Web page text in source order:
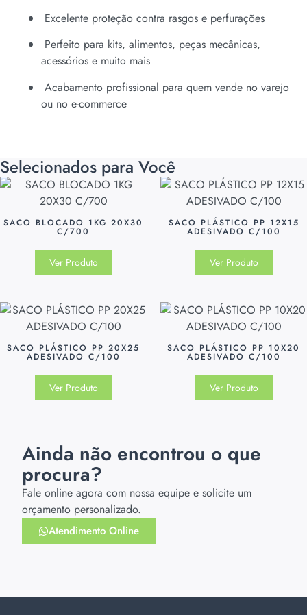
Excelente proteção contra rasgos e perfurações
Perfeito para kits, alimentos, peças mecânicas,
acessórios e muito mais
Acabamento profissional para quem vende no varejo
ou no e-commerce
Selecionados para Você
SACO BLOCADO 1KG 20X30
C/700
Ver Produto
SACO PLÁSTICO PP 12X15
ADESIVADO C/100
Ver Produto
SACO PLÁSTICO PP 20X25
ADESIVADO C/100
Ver Produto
SACO PLÁSTICO PP 10X20
ADESIVADO C/100
Ver Produto
Ainda não encontrou o que
procura?
Fale online agora com nossa equipe e solicite um
orçamento personalizado.
Atendimento Online